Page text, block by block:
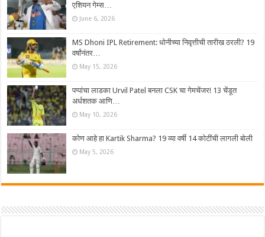
एशियन गेम्स…
June 6, 2026
MS Dhoni IPL Retirement: धोनीच्या निवृत्तीची तारीख ठरली? 19
वर्षांनंतर…
May 15, 2026
पप्पांचा लाडका Urvil Patel बनला CSK चा गेमचेंजर! 13 चेंडूत
अर्धशतक आणि…
May 10, 2026
कोण आहे हा Kartik Sharma? 19 व्या वर्षी 14 कोटींची लागली बोली
May 5, 2026